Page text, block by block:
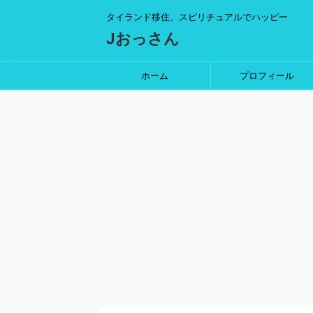
タイランド移住、スピリチュアルでハッピー
Jおっさん
ホーム プロフィール